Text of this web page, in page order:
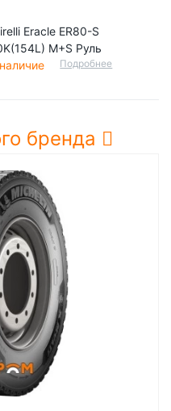
Eracle ER80-S
M+S Руль
Подробнее
бренда